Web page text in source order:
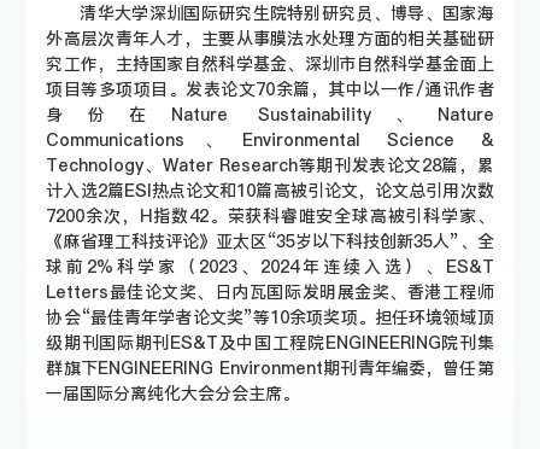
清华大学深圳国际研究生院特别研究员、博导、国家海
外高层次青年人才，主要从事膜法水处理方面的相关基础研
究工作，主持国家自然科学基金、深圳市自然科学基金面上
项目等多项项目。发表论文70余篇，其中以一作/通讯作者
身份在Nature Sustainability、Nature
Communications、Environmental Science &
Technology、Water Research等期刊发表论文28篇，累
计入选2篇ESI热点论文和10篇高被引论文，论文总引用次数
7200余次，H指数42。荣获科睿唯安全球高被引科学家、
《麻省理工科技评论》亚太区“35岁以下科技创新35人”、全
球前2%科学家（2023、2024年连续入选）、ES&T
Letters最佳论文奖、日内瓦国际发明展金奖、香港工程师
协会“最佳青年学者论文奖”等10余项奖项。担任环境领域顶
级期刊国际期刊ES&T及中国工程院ENGINEERING院刊集
群旗下ENGINEERING Environment期刊青年编委，曾任第
一届国际分离纯化大会分会主席。